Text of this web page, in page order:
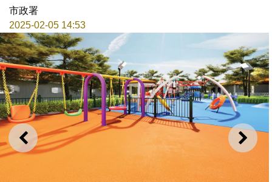
市政署
2025-02-05 14:53
上一则 下一